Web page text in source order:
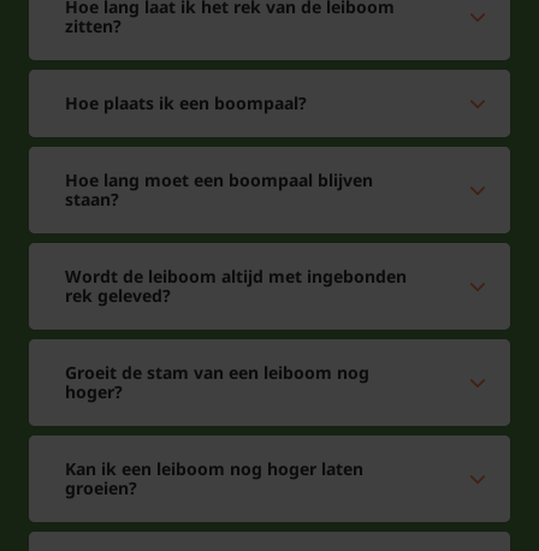
Voor snoei- en onderhoudstips voor de Lei-Peer
klik hier!
Hoe lang laat ik het rek van de leiboom
zitten?
Hoe plaats ik een boompaal?
Hoe lang moet een boompaal blijven
staan?
Wordt de leiboom altijd met ingebonden
rek geleved?
Groeit de stam van een leiboom nog
hoger?
Kan ik een leiboom nog hoger laten
groeien?